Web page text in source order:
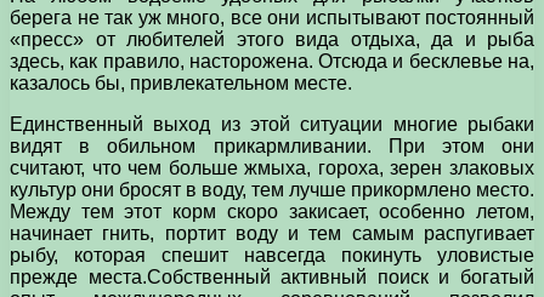
берега не так уж много, все они испытывают постоянный
«пресс» от любителей этого вида отдыха, да и рыба
здесь, как правило, насторожена. Отсюда и бесклевье на,
казалось бы, привлекательном месте.
Единственный выход из этой ситуации многие рыбаки
видят в обильном прикармливании. При этом они
считают, что чем больше жмыха, гороха, зерен злаковых
культур они бросят в воду, тем лучше прикормлено место.
Между тем этот корм скоро закисает, особенно летом,
начинает гнить, портит воду и тем самым распугивает
рыбу, которая спешит навсегда покинуть уловистые
прежде места.Собственный активный поиск и богатый